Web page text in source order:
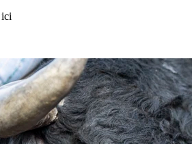
ici